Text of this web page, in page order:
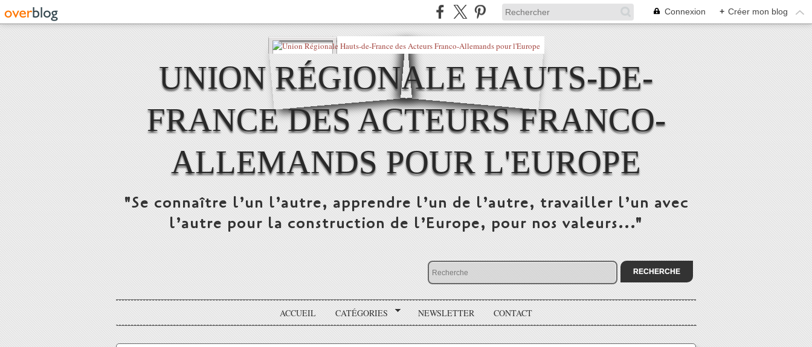
Connexion + Créer mon blog
UNION RÉGIONALE HAUTS-DE-
FRANCE DES ACTEURS FRANCO-
ALLEMANDS POUR L'EUROPE
"Se connaître l’un l’autre, apprendre l’un de l’autre, travailler l’un avec
l’autre pour la construction de l’Europe, pour nos valeurs..."
ACCUEIL CATÉGORIES NEWSLETTER CONTACT